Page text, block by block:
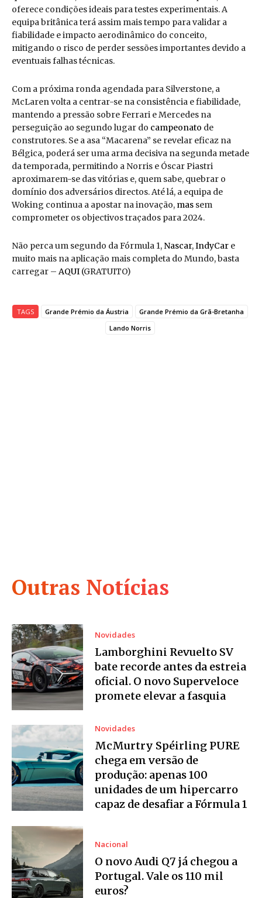
Outras Notícias
Novidades
Lamborghini Revuelto SV
bate recorde antes da estreia
oficial. O novo Superveloce
promete elevar a fasquia
Novidades
McMurtry Spéirling PURE
chega em versão de
produção: apenas 100
unidades de um hipercarro
capaz de desafiar a Fórmula 1
Nacional
O novo Audi Q7 já chegou a
Portugal. Vale os 110 mil
euros?
oferece condições ideais para testes experimentais. A
equipa britânica terá assim mais tempo para validar a
fiabilidade e impacto aerodinâmico do conceito,
mitigando o risco de perder sessões importantes devido a
eventuais falhas técnicas.
Com a próxima ronda agendada para Silverstone, a
McLaren volta a centrar-se na consistência e fiabilidade,
mantendo a pressão sobre Ferrari e Mercedes na
perseguição ao segundo lugar do campeonato de
construtores. Se a asa “Macarena” se revelar eficaz na
Bélgica, poderá ser uma arma decisiva na segunda metade
da temporada, permitindo a Norris e Óscar Piastri
aproximarem-se das vitórias e, quem sabe, quebrar o
domínio dos adversários directos. Até lá, a equipa de
Woking continua a apostar na inovação, mas sem
comprometer os objectivos traçados para 2024.
Não perca um segundo da Fórmula 1, Nascar,IndyCar e
muito mais na aplicação mais completa do Mundo, basta
carregar – AQUI (GRATUITO)
TAGS Grande Prémio da Áustria
Grande Prémio da Grã-Bretanha
Lando Norris